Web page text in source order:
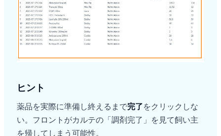
ヒント
薬品を実際に準備し終えるまで完了をクリックしな
い。フロントがカルテの「調剤完了」を見て飼い主
を帰してしまう可能性。